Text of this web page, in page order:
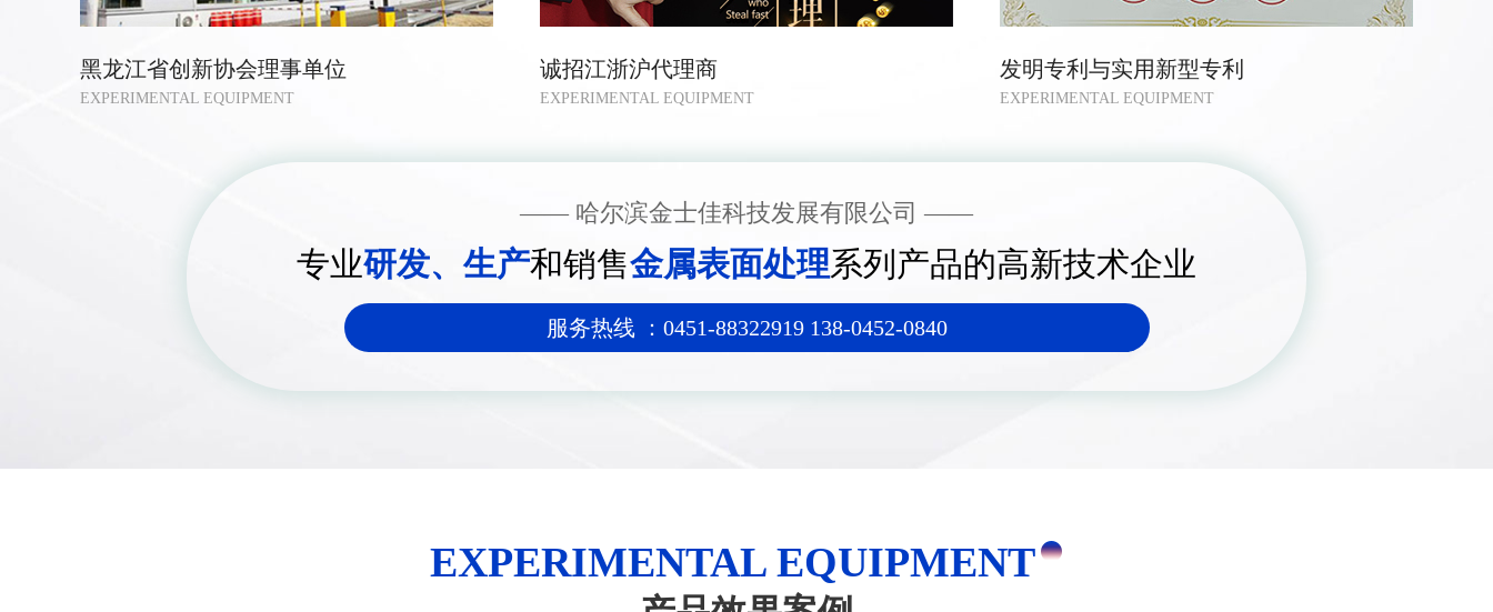
黑龙江省创新协会理事单位
EXPERIMENTAL EQUIPMENT
诚招江浙沪代理商
EXPERIMENTAL EQUIPMENT
发明专利与实用新型专利
EXPERIMENTAL EQUIPMENT
—— 哈尔滨金士佳科技发展有限公司 ——
专业研发、生产和销售金属表面处理系列产品的高新技术企业
服务热线 ：0451-88322919 138-0452-0840
EXPERIMENTAL EQUIPMENT